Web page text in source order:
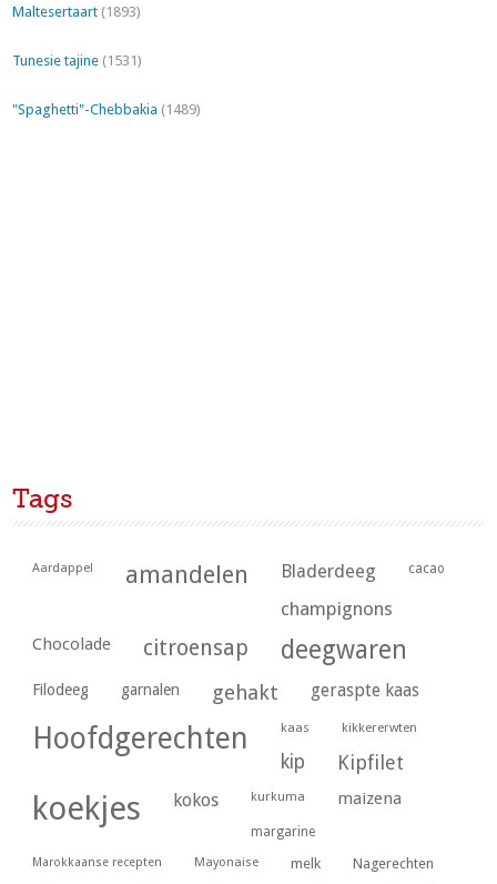
Maltesertaart (1893)
Tunesie tajine (1531)
"Spaghetti"-Chebbakia (1489)
Tags
Aardappel amandelen Bladerdeeg cacao
champignons
Chocolade citroensap deegwaren
Filodeeg garnalen gehakt geraspte kaas
Hoofdgerechten kaas kikkererwten
kip Kipfilet
koekjes kokos kurkuma maizena
margarine
Marokkaanse recepten Mayonaise melk Nagerechten